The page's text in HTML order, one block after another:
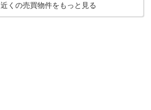
近くの売買物件をもっと見る